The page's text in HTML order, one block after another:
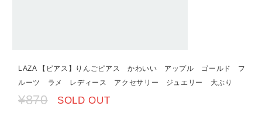
LAZA 【ピアス】りんごピアス かわいい アップル ゴールド フ
ルーツ ラメ レディース アクセサリー ジュエリー 大ぶり
¥870 SOLD OUT